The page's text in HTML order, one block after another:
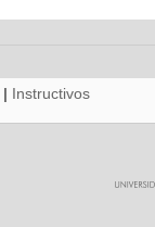
| Instructivos